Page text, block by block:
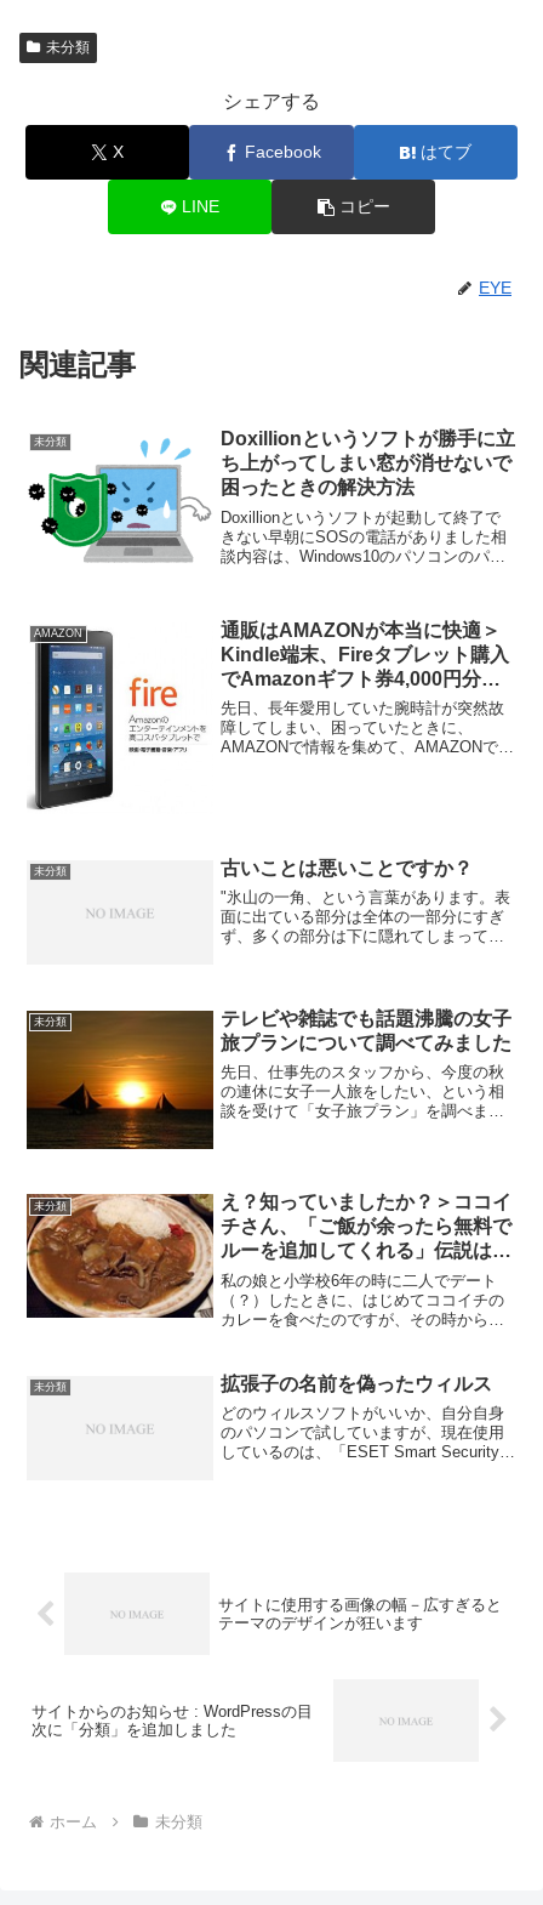
未分類
シェアする
X Facebook はてブ
LINE コピー
EYE
関連記事
未分類
Doxillionというソフトが勝手に立
ち上がってしまい窓が消せないで
困ったときの解決方法
Doxillionというソフトが起動して終了で
きない早朝にSOSの電話がありました相
談内容は、Windows10のパソコンのパス
AMAZON
通販はAMAZONが本当に快適＞
Kindle端末、Fireタブレット購入
でAmazonギフト券4,000円分プ
レゼント
先日、長年愛用していた腕時計が突然故
障してしまい、困っていたときに、
AMAZONで情報を集めて、AMAZONで購
未分類 古いことは悪いことですか？
"氷山の一角、という言葉があります。表
面に出ている部分は全体の一部分にすぎ
ず、多くの部分は下に隠れてしまってい
と、本当のことが理解でき...
未分類
テレビや雑誌でも話題沸騰の女子
旅プランについて調べてみました
先日、仕事先のスタッフから、今度の秋
の連休に女子一人旅をしたい、という相
談を受けて「女子旅プラン」を調べまし
故のニュースを見...
未分類
え？知っていましたか？＞ココイ
チさん、「ご飯が余ったら無料で
ルーを追加してくれる」伝説は本
当だったんですね！
私の娘と小学校6年の時に二人でデート
（？）したときに、はじめてココイチの
カレーを食べたのですが、その時から、
スを見て、おぉぉぉぉ、と思いました。
内容は、 ココイチさ...
未分類 拡張子の名前を偽ったウィルス
どのウィルスソフトがいいか、自分自身
のパソコンで試していますが、現在使用
しているのは、「ESET Smart Security」
サイトに使用する画像の幅－広すぎると
テーマのデザインが狂います
サイトからのお知らせ : WordPressの目
次に「分類」を追加しました
ホーム 未分類